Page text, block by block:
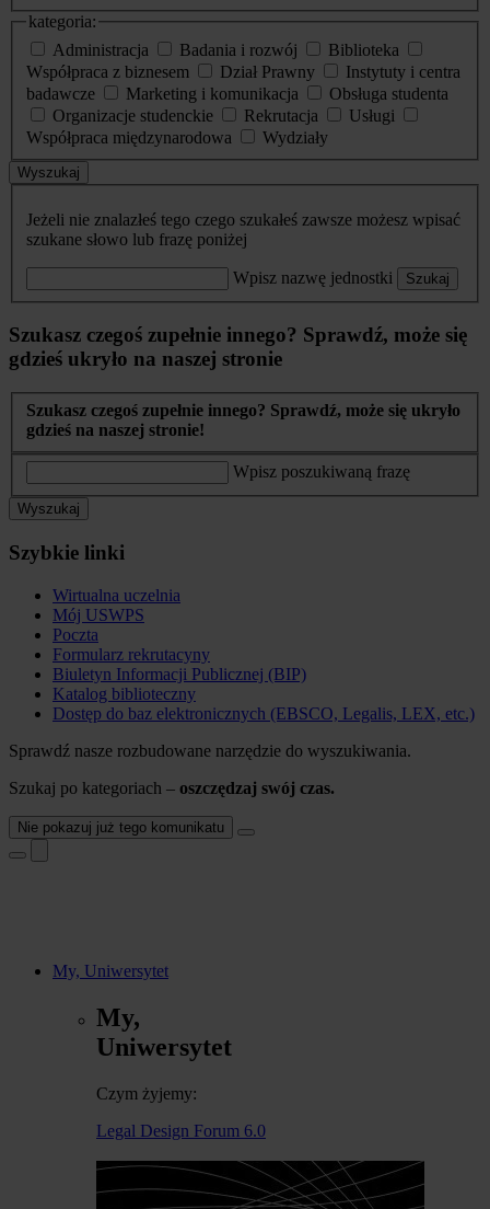
kategoria:
Administracja
Badania i rozwój
Biblioteka
Współpraca z biznesem
Dział Prawny
Instytuty i centra
badawcze
Marketing i komunikacja
Obsługa studenta
Organizacje studenckie
Rekrutacja
Usługi
Współpraca międzynarodowa
Wydziały
Wyszukaj
Jeżeli nie znalazłeś tego czego szukałeś zawsze możesz wpisać
szukane słowo lub frazę poniżej
Wpisz nazwę jednostki Szukaj
Szukasz czegoś zupełnie innego? Sprawdź, może się
gdzieś ukryło na naszej stronie
Szukasz czegoś zupełnie innego? Sprawdź, może się ukryło
gdzieś na naszej stronie!
Wpisz poszukiwaną frazę
Wyszukaj
Szybkie linki
Wirtualna uczelnia
Mój USWPS
Poczta
Formularz rekrutacyny
Biuletyn Informacji Publicznej (BIP)
Katalog biblioteczny
Dostęp do baz elektronicznych (EBSCO, Legalis, LEX, etc.)
Sprawdź nasze rozbudowane narzędzie do wyszukiwania.
Szukaj po kategoriach – oszczędzaj swój czas.
Nie pokazuj już tego komunikatu
My, Uniwersytet
My,
Uniwersytet
Czym żyjemy:
Legal Design Forum 6.0